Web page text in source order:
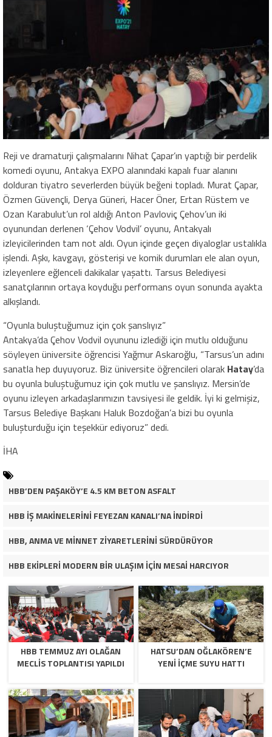
Reji ve dramaturji çalışmalarını Nihat Çapar’ın yaptığı bir perdelik
komedi oyunu, Antakya EXPO alanındaki kapalı fuar alanını
dolduran tiyatro severlerden büyük beğeni topladı. Murat Çapar,
Özmen Güvençli, Derya Güneri, Hacer Öner, Ertan Rüstem ve
Ozan Karabulut’un rol aldığı Anton Pavloviç Çehov’un iki
oyunundan derlenen ‘Çehov Vodvil’ oyunu, Antakyalı
izleyicilerinden tam not aldı. Oyun içinde geçen diyaloglar ustalıkla
işlendi. Aşkı, kavgayı, gösterişi ve komik durumları ele alan oyun,
izleyenlere eğlenceli dakikalar yaşattı. Tarsus Belediyesi
sanatçılarının ortaya koyduğu performans oyun sonunda ayakta
alkışlandı.
“Oyunla buluştuğumuz için çok şanslıyız”
Antakya’da Çehov Vodvil oyununu izlediği için mutlu olduğunu
söyleyen üniversite öğrencisi Yağmur Askaroğlu, “Tarsus’un adını
sanatla hep duyuyoruz. Biz üniversite öğrencileri olarak Hatay’da
bu oyunla buluştuğumuz için çok mutlu ve şanslıyız. Mersin’de
oyunu izleyen arkadaşlarımızın tavsiyesi ile geldik. İyi ki gelmişiz,
Tarsus Belediye Başkanı Haluk Bozdoğan’a bizi bu oyunla
buluşturduğu için teşekkür ediyoruz” dedi.
İHA
HBB’DEN PAŞAKÖY’E 4.5 KM BETON ASFALT
HBB İŞ MAKİNELERİNİ FEYEZAN KANALI’NA İNDİRDİ
HBB, ANMA VE MİNNET ZİYARETLERİNİ SÜRDÜRÜYOR
HBB EKİPLERİ MODERN BİR ULAŞIM İÇİN MESAİ HARCIYOR
HBB TEMMUZ AYI OLAĞAN
MECLİS TOPLANTISI YAPILDI
HATSU’DAN OĞLAKÖREN’E
YENİ İÇME SUYU HATTI